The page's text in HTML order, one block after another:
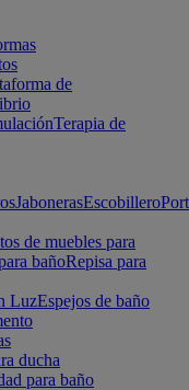
de
Terapia de
JabonerasEscobillero
de muebles para
bañoRepisa para
LuzEspejos de baño
ducha
para baño